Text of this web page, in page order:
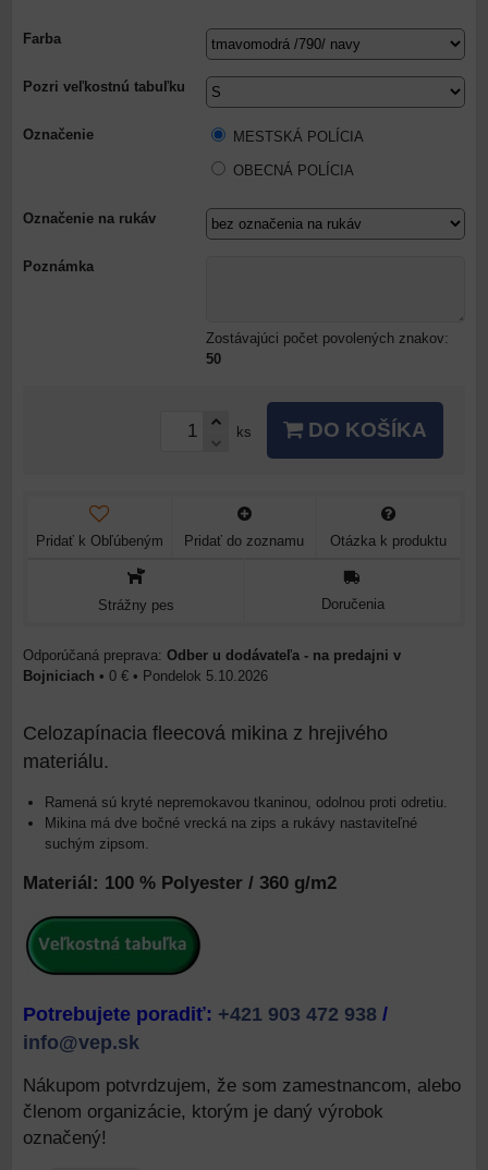
Farba
Pozri veľkostnú tabuľku
Označenie MESTSKÁ POLÍCIA
OBECNÁ POLÍCIA
Označenie na rukáv
Poznámka
Zostávajúci počet povolených znakov:
50
ks DO KOŠÍKA
Pridať k Obľúbeným Pridať do zoznamu Otázka k produktu
Strážny pes Doručenia
Odber u dodávateľa - na predajni v
Bojniciach • 0 € • Pondelok 5.10.2026
Celozapínacia fleecová mikina z hrejivého
materiálu.
Ramená sú kryté nepremokavou tkaninou, odolnou proti odretiu.
Mikina má dve bočné vrecká na zips a rukávy nastaviteľné
suchým zipsom.
Materiál: 100 % Polyester / 360 g/m2
Potrebujete poradiť: +421 903 472 938 /
info@vep.sk
Nákupom potvrdzujem, že som zamestnancom, alebo
členom organizácie, ktorým je daný výrobok
označený!